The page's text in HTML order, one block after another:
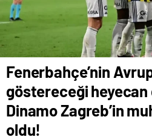
Fenerbahçe’nin
göstereceği
Dinamo Zagreb’in
oldu!